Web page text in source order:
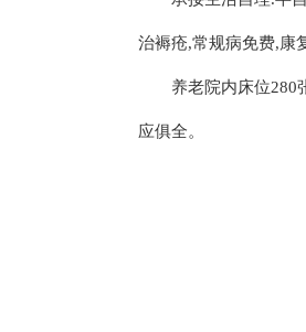
治褥疮,常规病免费,康
养老院内床位280张
应俱全。